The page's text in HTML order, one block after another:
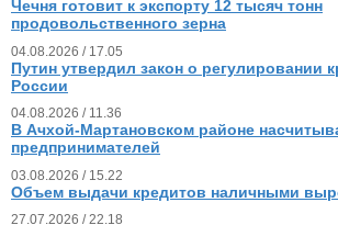
Чечня готовит к экспорту 12 тысяч тонн
продовольственного зерна
04.08.2026 / 17.05
Путин утвердил закон о регулировании
России
04.08.2026 / 11.36
В Ачхой-Мартановском районе
предпринимателей
03.08.2026 / 15.22
Объем выдачи кредитов наличными
27.07.2026 / 22.18